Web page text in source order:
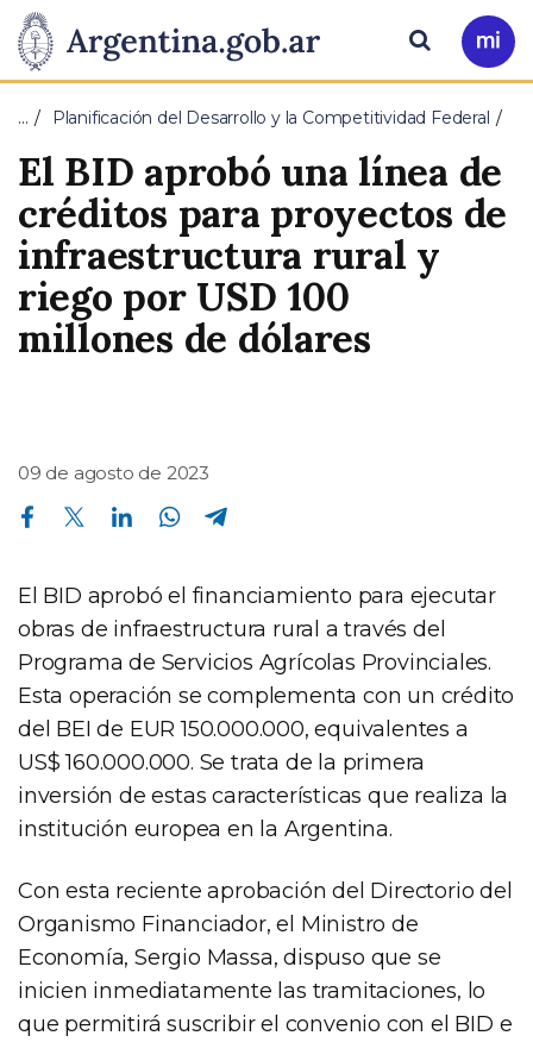
Presidencia
de
la
Nación
Pasar al contenido principal
Ir
a
Buscar
… Planificación del Desarrollo y la Competitividad Federal
El BID aprobó una línea de
créditos para proyectos de
infraestructura rural y
riego por USD 100
millones de dólares
09 de agosto de 2023
Compartir en Facebook Compartir en Twitter Compartir en Linkedin Compartir en Whatsapp
El BID aprobó el financiamiento para ejecutar
obras de infraestructura rural a través del
Programa de Servicios Agrícolas Provinciales.
Esta operación se complementa con un crédito
del BEI de EUR 150.000.000, equivalentes a
US$ 160.000.000. Se trata de la primera
inversión de estas características que realiza la
institución europea en la Argentina.
Con esta reciente aprobación del Directorio del
Organismo Financiador, el Ministro de
Economía, Sergio Massa, dispuso que se
inicien inmediatamente las tramitaciones, lo
que permitirá suscribir el convenio con el BID e